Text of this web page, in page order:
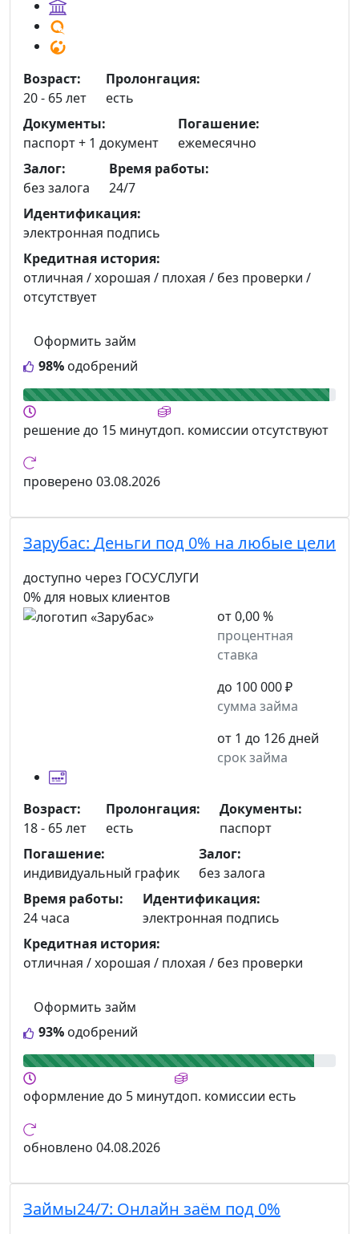
98% одобрений
Оформить займ
Возраст:
20 - 65 лет
Пролонгация:
есть
Документы:
паспорт + 1 документ
Погашение:
ежемесячно
Залог:
без залога
Время работы:
24/7
Идентификация:
электронная подпись
Кредитная история:
отличная / хорошая / плохая / без проверки /
отсутствует
решениедо 15 минутдоп. комиссии отсутствуют
проверено 03.08.2026
Зарубас: Деньги под 0% на любые цели
доступно через ГОСУСЛУГИ
0% для новых клиентов
от 0,00 %
процентная
ставка
до 100 000 ₽
сумма займа
от 1 до 126 дней
срок займа
93% одобрений
Оформить займ
Возраст:
18 - 65 лет
Пролонгация:
есть
Документы:
паспорт
Погашение:
индивидуальный график
Залог:
без залога
Время работы:
24 часа
Идентификация:
электронная подпись
Кредитная история:
отличная / хорошая / плохая / без проверки
оформлениедо 5 минутдоп. комиссии есть
обновлено 04.08.2026
Займы24/7: Онлайн заём под 0%